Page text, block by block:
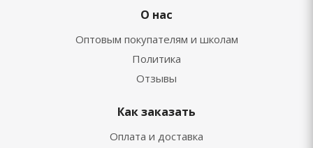
О нас
Оптовым покупателям и школам
Политика
Отзывы
Как заказать
Оплата и доставка